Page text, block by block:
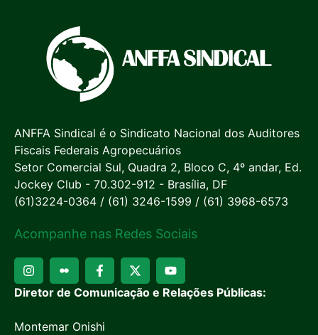
ANFFA Sindical é o Sindicato Nacional dos Auditores
Fiscais Federais Agropecuários
Setor Comercial Sul, Quadra 2, Bloco C, 4º andar, Ed.
Jockey Club - 70.302-912 - Brasília, DF
(61)3224-0364 / (61) 3246-1599 / (61) 3968-6573
Acompanhe nas Redes Sociais
Diretor de Comunicação e Relações Públicas:
Montemar Onishi